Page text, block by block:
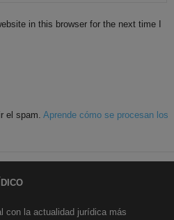
in this browser for the next time I
el spam. Aprende cómo se procesan los
con la actualidad jurídica más